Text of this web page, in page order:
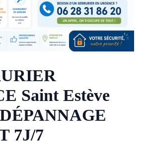
Saint Estève
7J/7